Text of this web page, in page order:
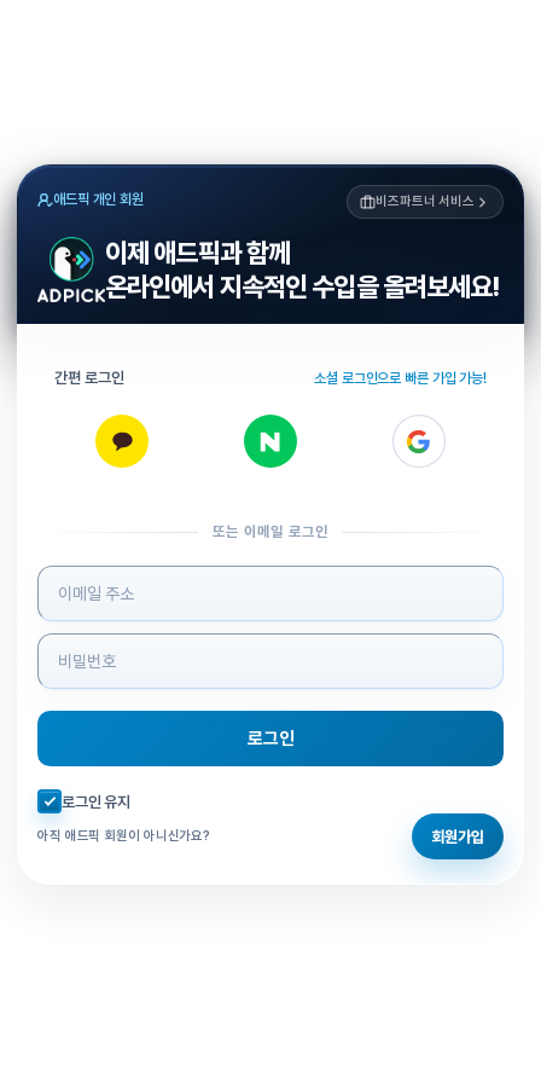
애드픽 개인 회원 비즈파트너 서비스
이제 애드픽과 함께
온라인에서 지속적인 수입을 올려보세요!
간편 로그인 소셜 로그인으로 빠른 가입 가능!
또는 이메일 로그인
로그인 정보 입력
로그인
자동로그인 체크
로그인 유지
아직 애드픽 회원이 아니신가요? 회원가입